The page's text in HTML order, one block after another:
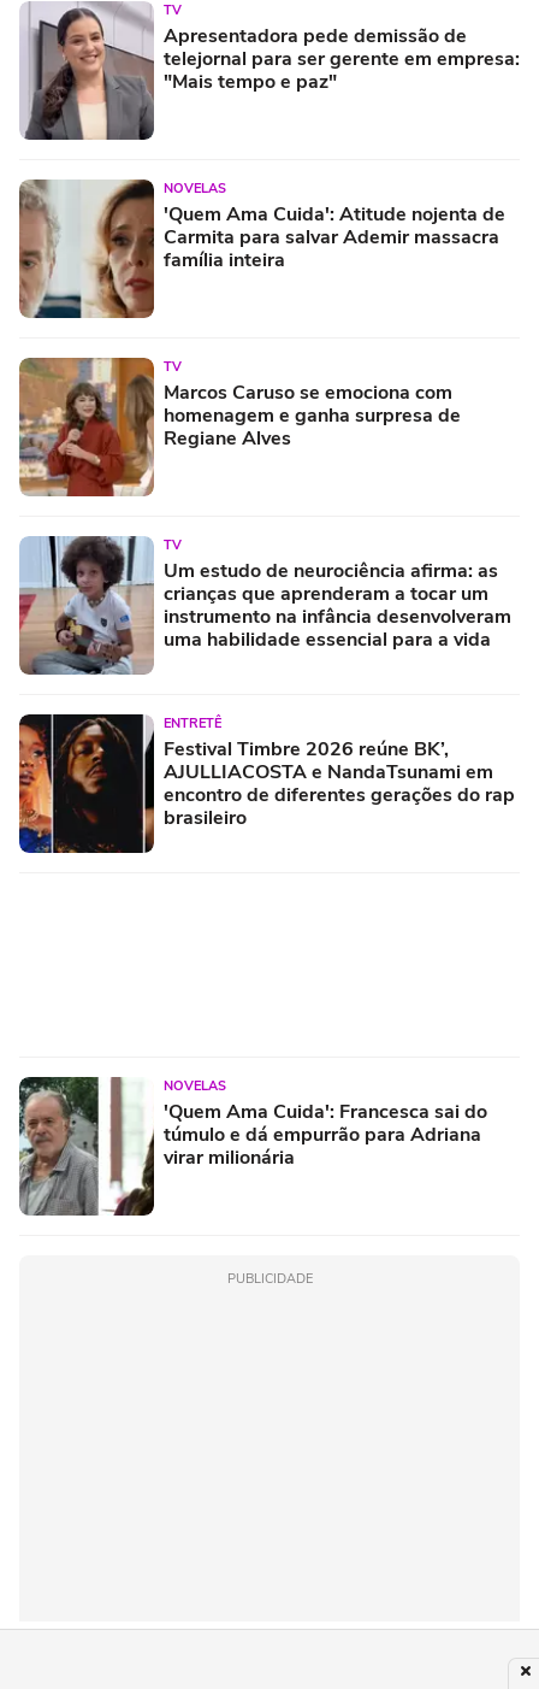
TV
Apresentadora pede demissão de
telejornal para ser gerente em empresa:
"Mais tempo e paz"
NOVELAS
'Quem Ama Cuida': Atitude nojenta de
Carmita para salvar Ademir massacra
família inteira
TV
Marcos Caruso se emociona com
homenagem e ganha surpresa de
Regiane Alves
TV
Um estudo de neurociência afirma: as
crianças que aprenderam a tocar um
instrumento na infância desenvolveram
uma habilidade essencial para a vida
ENTRETÊ
Festival Timbre 2026 reúne BK’,
AJULLIACOSTA e NandaTsunami em
encontro de diferentes gerações do rap
brasileiro
NOVELAS
'Quem Ama Cuida': Francesca sai do
túmulo e dá empurrão para Adriana
virar milionária
PUBLICIDADE